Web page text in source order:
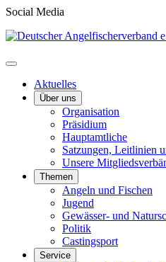
Social Media
Aktuelles
Über uns
Organisation
Präsidium
Hauptamtliche
Satzungen, Leitlinien
Unsere
Themen
Angeln und Fischen
Jugend
Gewässer- und
Politik
Castingsport
Service